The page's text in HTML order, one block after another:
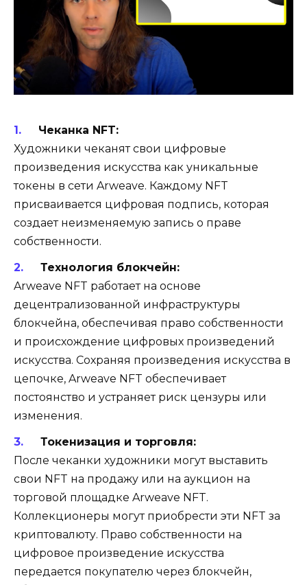
Чеканка NFT:
Художники чеканят свои цифровые
произведения искусства как уникальные
токены в сети Arweave. Каждому NFT
присваивается цифровая подпись, которая
создает неизменяемую запись о праве
собственности.
Технология блокчейн:
Arweave NFT работает на основе
децентрализованной инфраструктуры
блокчейна, обеспечивая право собственности
и происхождение цифровых произведений
искусства. Сохраняя произведения искусства в
цепочке, Arweave NFT обеспечивает
постоянство и устраняет риск цензуры или
изменения.
Токенизация и торговля:
После чеканки художники могут выставить
свои NFT на продажу или на аукцион на
торговой площадке Arweave NFT.
Коллекционеры могут приобрести эти NFT за
криптовалюту. Право собственности на
цифровое произведение искусства
передается покупателю через блокчейн,